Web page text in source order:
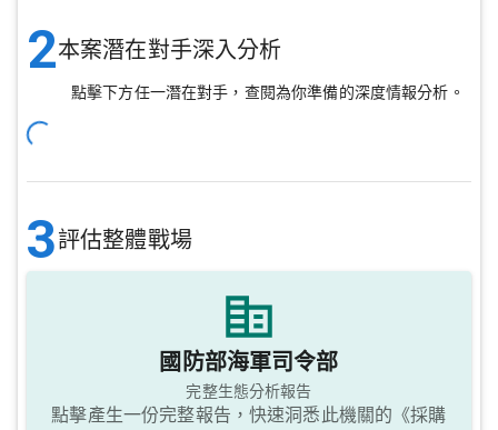
2本案潛在對手深入分析
點擊下方任一潛在對手，查閱為你準備的深度情報分析。
3評估整體戰場
國防部海軍司令部
完整生態分析報告
點擊產生一份完整報告，快速洞悉此機關的《採購